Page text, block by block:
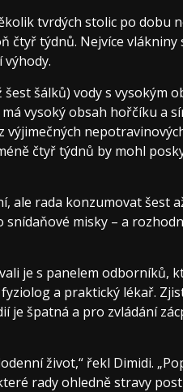
tvrdých stolic po dobu
týdnů. Nejvíce vlákniny
šálků) vody s vysokým
vysoký obsah hořčíku a
čtyř týdnů by mohl
ale rada konzumovat šest
misky – a
je s panelem odborníků,
a praktický lékař.
je špatná a pro zvládání
život,“ řekl Dimidi.
rady ohledně stravy